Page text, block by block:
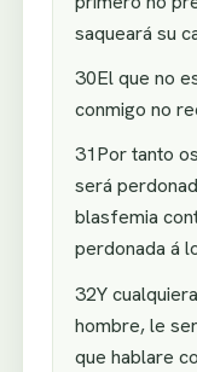
saqueará su
30El que no
conmigo no
31Por tanto
será
blasfemia
perdonada á
32Y
hombre, le
que hablare